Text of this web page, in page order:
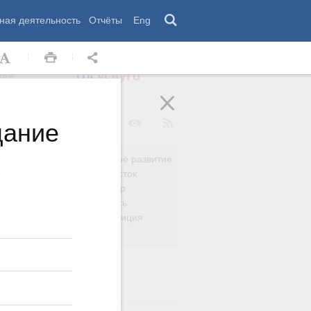
деятельность Отчёты Eng
Обращения
Региональное развитие
Дальний Восток
Россия и мир
Безопасность
Право и юстиция